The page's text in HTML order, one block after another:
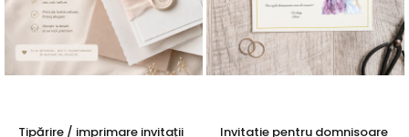
Marturii cu citate
Alte produse nunta
Tipărire / imprimare invitații
Invitatie pentru domnisoare